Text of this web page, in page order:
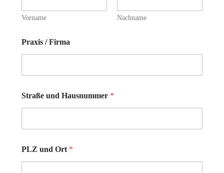
Vorname Nachname
n
s
N
a
m
P
Z
Praxis / Firma
Straße und Hausnummer *
PLZ und Ort *